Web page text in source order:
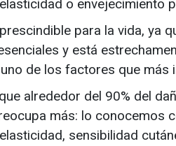
o envejecimiento
para la vida, ya
y está
de los factores que más
alrededor del 90% del
más: lo conocemos
sensibilidad